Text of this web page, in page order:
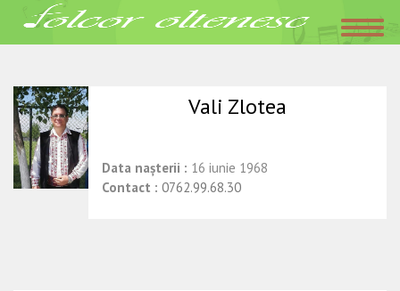
Acasa»Interpreti»Vali Zlotea
Folclor Oltenesc
Vali Zlotea
Data nașterii : 16 iunie 1968
Contact : 0762.99.68.30